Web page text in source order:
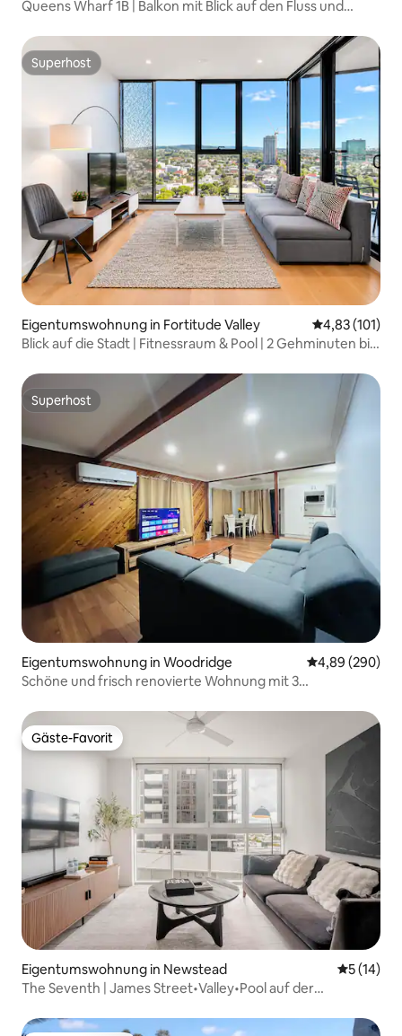
Queens Wharf 1B | Balkon mit Blick auf den Fluss und
Superhost
Superhost
Eigentumswohnung in Fortitude Valley
4,83 (101)
Blick auf die Stadt | Fitnessraum & Pool | 2 Gehminuten bis
Superhost
Superhost
Eigentumswohnung in Woodridge
4,89 (290)
Schöne und frisch renovierte Wohnung mit 3
Gäste-Favorit
Gäste-Favorit
Eigentumswohnung in Newstead
5 (14)
The Seventh | James Street•Valley•Pool auf der